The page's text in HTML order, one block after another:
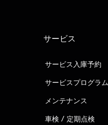
サービス
サービス入庫予約
サービスプログラム
メンテナンス
車検 / 定期点検